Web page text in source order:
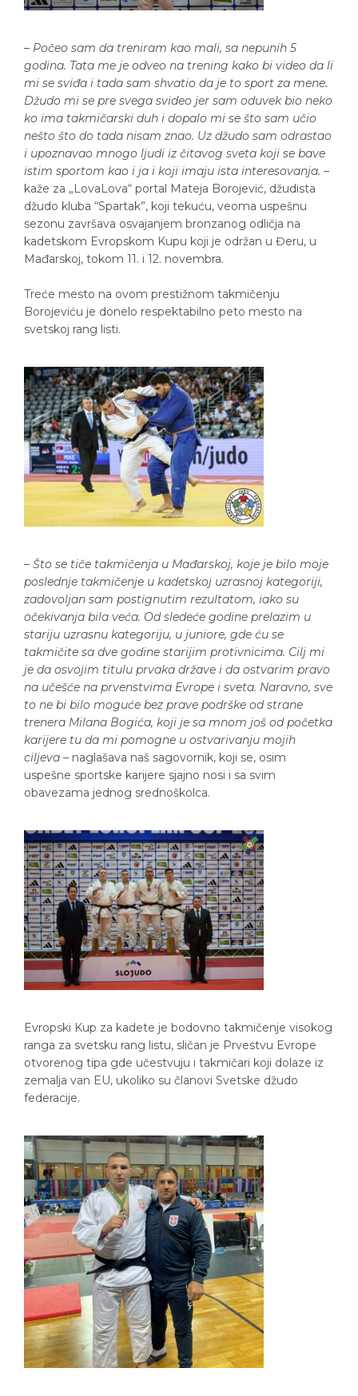
– Počeo sam da treniram kao mali, sa nepunih 5
godina. Tata me je odveo na trening kako bi video da li
mi se sviđa i tada sam shvatio da je to sport za mene.
Džudo mi se pre svega svideo jer sam oduvek bio neko
ko ima takmičarski duh i dopalo mi se što sam učio
nešto što do tada nisam znao. Uz džudo sam odrastao
i upoznavao mnogo ljudi iz čitavog sveta koji se bave
istim sportom kao i ja i koji imaju ista interesovanja. –
kaže za „LovaLova“ portal Mateja Borojević, džudista
džudo kluba “Spartak”, koji tekuću, veoma uspešnu
sezonu završava osvajanjem bronzanog odličja na
kadetskom Evropskom Kupu koji je održan u Đeru, u
Mađarskoj, tokom 11. i 12. novembra.
Treće mesto na ovom prestižnom takmičenju
Borojeviću je donelo respektabilno peto mesto na
svetskoj rang listi.
– Što se tiče takmičenja u Mađarskoj, koje je bilo moje
poslednje takmičenje u kadetskoj uzrasnoj kategoriji,
zadovoljan sam postignutim rezultatom, iako su
očekivanja bila veća. Od sledeće godine prelazim u
stariju uzrasnu kategoriju, u juniore, gde ću se
takmičite sa dve godine starijim protivnicima. Cilj mi
je da osvojim titulu prvaka države i da ostvarim pravo
na učešće na prvenstvima Evrope i sveta. Naravno, sve
to ne bi bilo moguće bez prave podrške od strane
trenera Milana Bogića, koji je sa mnom još od početka
karijere tu da mi pomogne u ostvarivanju mojih
ciljeva – naglašava naš sagovornik, koji se, osim
uspešne sportske karijere sjajno nosi i sa svim
obavezama jednog srednoškolca.
Evropski Kup za kadete je bodovno takmičenje visokog
ranga za svetsku rang listu, sličan je Prvestvu Evrope
otvorenog tipa gde učestvuju i takmičari koji dolaze iz
zemalja van EU, ukoliko su članovi Svetske džudo
federacije.